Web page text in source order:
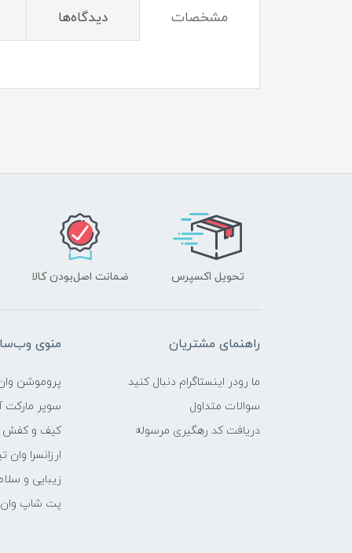
مشخصات دیدگاه‌ها
تحویل اکسپرس ضمانت اصل‌بودن کالا
راهنمای مشتریان
ما رودر اینستاگرام دنبال کنید
سوالات متداول
دریافت کد رهگیری مرسوله
منوی
پروموشن
سوپر مارکت
کیف و کفش
ارزانسرا وان
زیبایی و
پت شاپ وان